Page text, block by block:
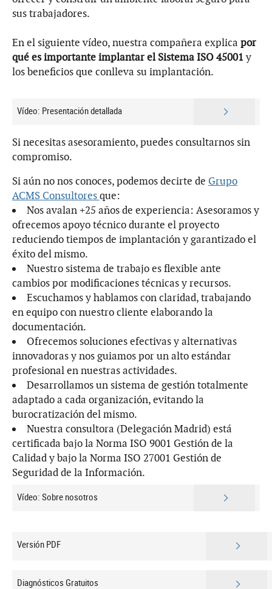
sus trabajadores.
En el siguiente vídeo, nuestra compañera explica por
qué es importante implantar el Sistema ISO 45001 y
los beneficios que conlleva su implantación.
Vídeo: Presentación detallada
Si necesitas asesoramiento, puedes consultarnos sin
compromiso.
Si aún no nos conoces, podemos decirte de Grupo
ACMS Consultoresque:
Nos avalan +25 años de experiencia: Asesoramos y
ofrecemos apoyo técnico durante el proyecto
reduciendo tiempos de implantación y garantizado el
éxito del mismo.
Nuestro sistema de trabajo es flexible ante
cambios por modificaciones técnicas y recursos.
Escuchamos y hablamos con claridad, trabajando
en equipo con nuestro cliente elaborando la
documentación.
Ofrecemos soluciones efectivas y alternativas
innovadoras y nos guiamos por un alto estándar
profesional en nuestras actividades.
Desarrollamos un sistema de gestión totalmente
adaptado a cada organización, evitando la
burocratización del mismo.
Nuestra consultora (Delegación Madrid) está
certificada bajo la Norma ISO 9001 Gestión de la
Calidad y bajo la Norma ISO 27001 Gestión de
Seguridad de la Información.
Vídeo: Sobre nosotros
Versión PDF
Diagnósticos Gratuitos